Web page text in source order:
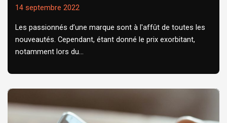
14 septembre 2022
Les passionnés d’une marque sont à l'affût de toutes les
nouveautés. Cependant, étant donné le prix exorbitant,
notamment lors du...